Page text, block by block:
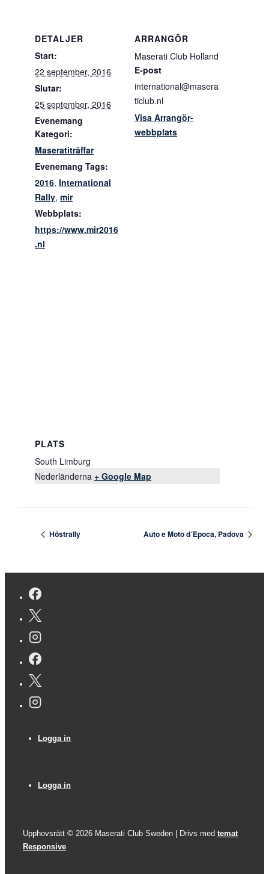
DETALJER
Start:
22 september, 2016
Slutar:
25 september, 2016
Evenemang
Kategori:
Maseratiträffar
Evenemang Tags:
2016, International
Rally, mir
Webbplats:
https://www.mir2016
.nl
ARRANGÖR
Maserati Club Holland
E-post
international@masera
ticlub.nl
Visa Arrangör-
webbplats
PLATS
South Limburg
Nederländerna + Google Map
Höstrally Auto e Moto d´Epoca, Padova
Sidfotsmeny
Logga in
Sidfotsmeny
Logga in
Upphovsrätt © 2026 Maserati Club Sweden | Drivs med temat
Responsive